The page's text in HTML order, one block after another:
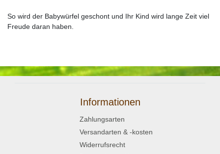
So wird der Babywürfel geschont und Ihr Kind wird lange Zeit viel
Freude daran haben.
Informationen
Zahlungsarten
Versandarten & -kosten
Widerrufsrecht